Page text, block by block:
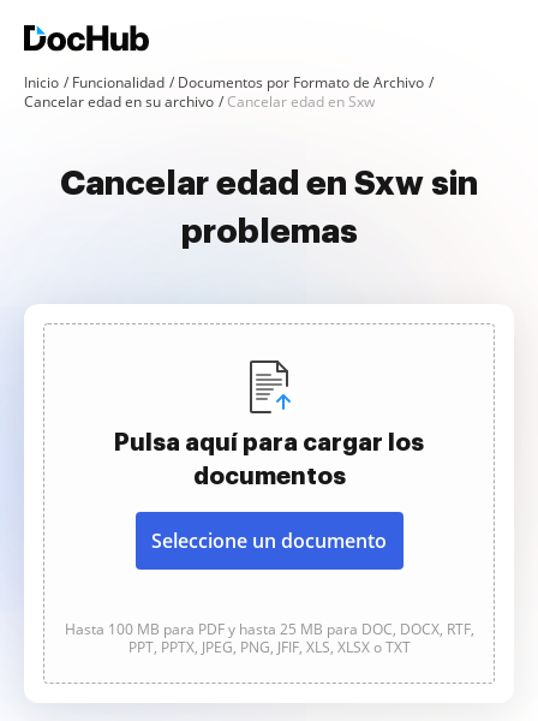
Inicio Funcionalidad
Documentos por Formato de Archivo
Cancelar edad en su archivo
Cancelar edad en Sxw
Cancelar edad en Sxw sin
problemas
Pulsa aquí para cargar los
documentos
Seleccione un documento
Hasta 100 MB para PDF y hasta 25 MB para DOC, DOCX, RTF,
PPT, PPTX, JPEG, PNG, JFIF, XLS, XLSX o TXT